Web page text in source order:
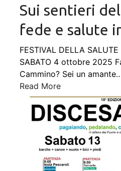
Sui sentieri
fede e salute
FESTIVAL DELLA
SABATO 4 ottobre 2025
Cammino? Sei un amante
Read More